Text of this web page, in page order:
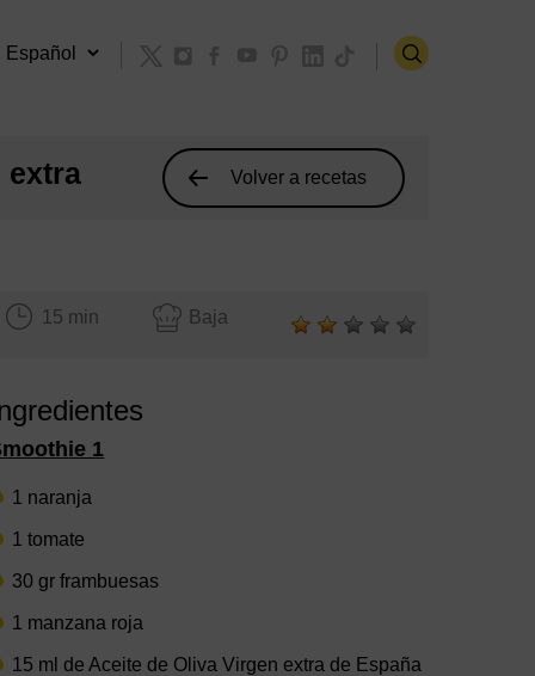
extra Volver a recetas
15 min Baja
1
1 naranja
1 tomate
30 gr frambuesas
1 manzana roja
15 ml de Aceite de Oliva Virgen extra de España